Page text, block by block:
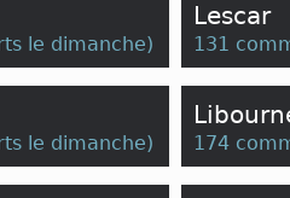
le dimanche)
Lescar
131
le dimanche) 174